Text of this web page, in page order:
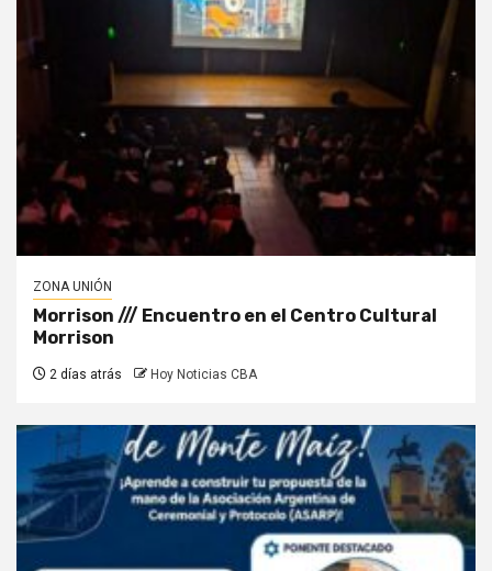
ZONA UNIÓN
Morrison /// Encuentro en el Centro Cultural
Morrison
2 días atrás Hoy Noticias CBA